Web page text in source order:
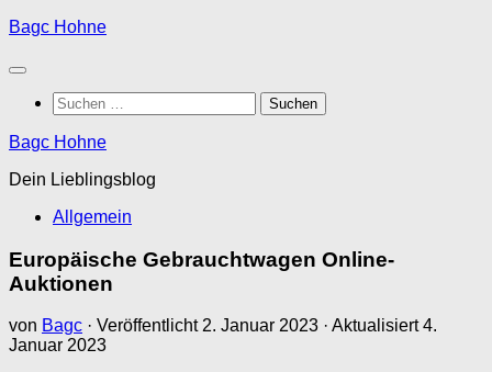
Zum
springen
Bagc Hohne
Suchen
nach:
Bagc Hohne
Dein Lieblingsblog
Allgemein
Europäische Gebrauchtwagen Online-
Auktionen
von Bagc · Veröffentlicht2. Januar 2023 · Aktualisiert4.
Januar 2023